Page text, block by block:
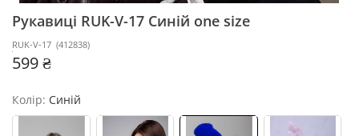
Рукавиці RUK-V-17 Синій one size
RUK-V-17 (412838)
599 ₴
Колір: Синій